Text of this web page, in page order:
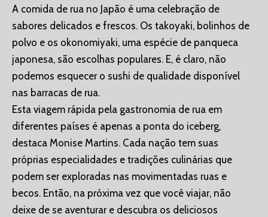
A comida de rua no Japão é uma celebração de
sabores delicados e frescos. Os takoyaki, bolinhos de
polvo e os okonomiyaki, uma espécie de panqueca
japonesa, são escolhas populares. E, é claro, não
podemos esquecer o sushi de qualidade disponível
nas barracas de rua.
Esta viagem rápida pela gastronomia de rua em
diferentes países é apenas a ponta do iceberg,
destaca Monise Martins. Cada nação tem suas
próprias especialidades e tradições culinárias que
podem ser exploradas nas movimentadas ruas e
becos. Então, na próxima vez que você viajar, não
deixe de se aventurar e descubra os deliciosos